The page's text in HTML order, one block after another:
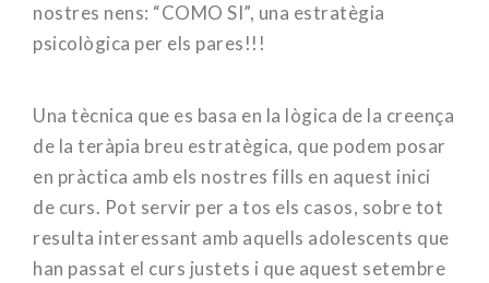
nostres nens: “COMO SI”, una estratègia
psicològica per els pares!!!
Una tècnica que es basa en la lògica de la creença
de la teràpia breu estratègica, que podem posar
en pràctica amb els nostres fills en aquest inici
de curs. Pot servir per a tos els casos, sobre tot
resulta interessant amb aquells adolescents que
han passat el curs justets i que aquest setembre